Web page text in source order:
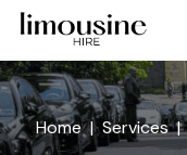
Home Services